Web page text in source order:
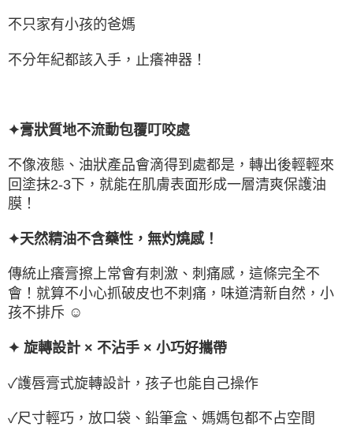
不只家有小孩的爸媽
不分年紀都該入手，止癢神器！
✦膏狀質地不流動包覆叮咬處
不像液態、油狀產品會滴得到處都是，轉出後輕輕來
回塗抹2-3下，就能在肌膚表面形成一層清爽保護油
膜！
✦天然精油不含藥性，無灼燒感！
傳統止癢膏擦上常會有刺激、刺痛感，這條完全不
會！就算不小心抓破皮也不刺痛，味道清新自然，小
孩不排斥 ☺
✦ 旋轉設計 × 不沾手 × 小巧好攜帶
✓護唇膏式旋轉設計，孩子也能自己操作
✓尺寸輕巧，放口袋、鉛筆盒、媽媽包都不占空間